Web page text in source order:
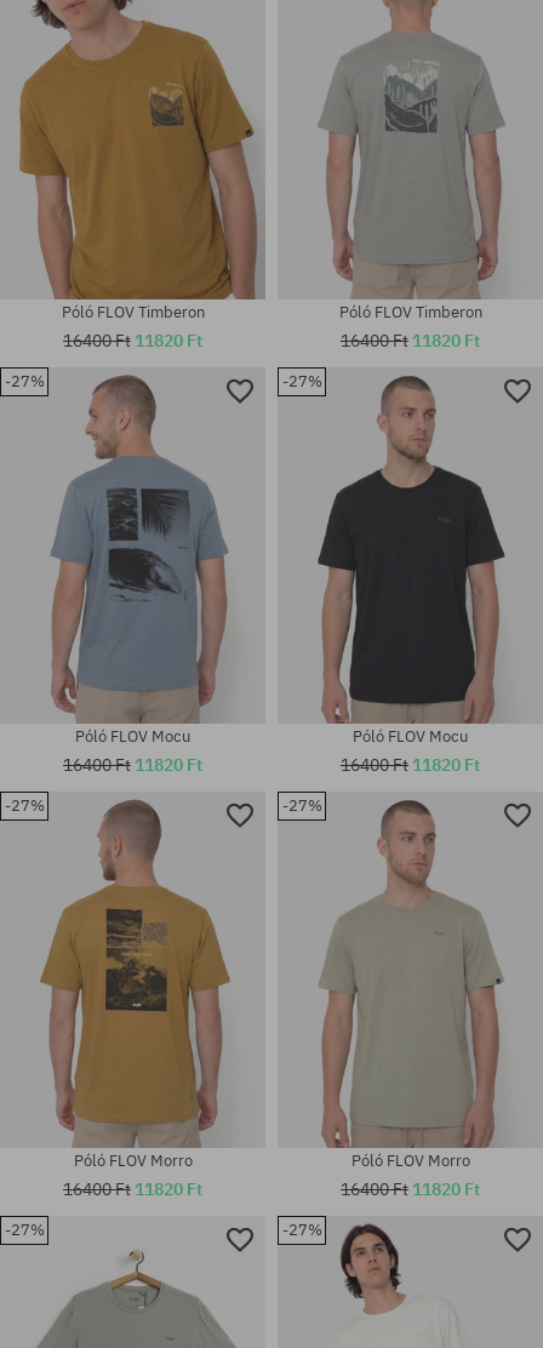
M; L; XL
Elérhető méretek:
M; L; XL; XXL
Elérhető méretek:
Elérhető méretek:
M; L; XL; XXL
Póló FLOV Timberon
16400 Ft 11820 Ft
Elérhető méretek:
Póló FLOV Timberon
16400 Ft 11820 Ft
-27%
Elérhető méretek:
M; L; XL; XXL
Póló FLOV Mocu
16400 Ft 11820 Ft
-27%
Elérhető méretek:
M; L; XL; XXL
Póló FLOV Mocu
16400 Ft 11820 Ft
-27%
Póló FLOV Morro
16400 Ft 11820 Ft
-27%
Póló FLOV Morro
16400 Ft 11820 Ft
-27% -27%